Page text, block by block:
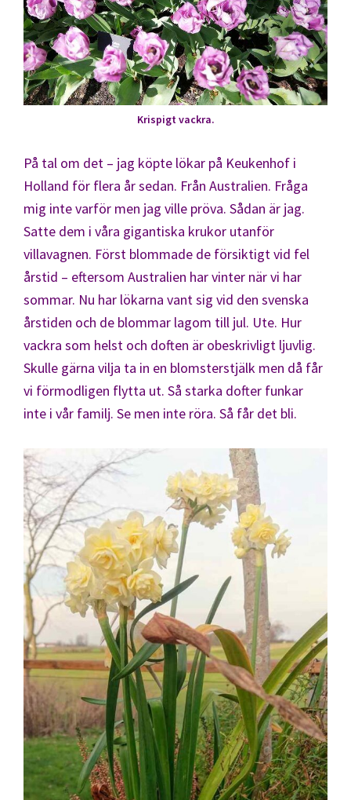
Krispigt vackra.
På tal om det – jag köpte lökar på Keukenhof i
Holland för flera år sedan. Från Australien. Fråga
mig inte varför men jag ville pröva. Sådan är jag.
Satte dem i våra gigantiska krukor utanför
villavagnen. Först blommade de försiktigt vid fel
årstid – eftersom Australien har vinter när vi har
sommar. Nu har lökarna vant sig vid den svenska
årstiden och de blommar lagom till jul. Ute. Hur
vackra som helst och doften är obeskrivligt ljuvlig.
Skulle gärna vilja ta in en blomsterstjälk men då får
vi förmodligen flytta ut. Så starka dofter funkar
inte i vår familj. Se men inte röra. Så får det bli.